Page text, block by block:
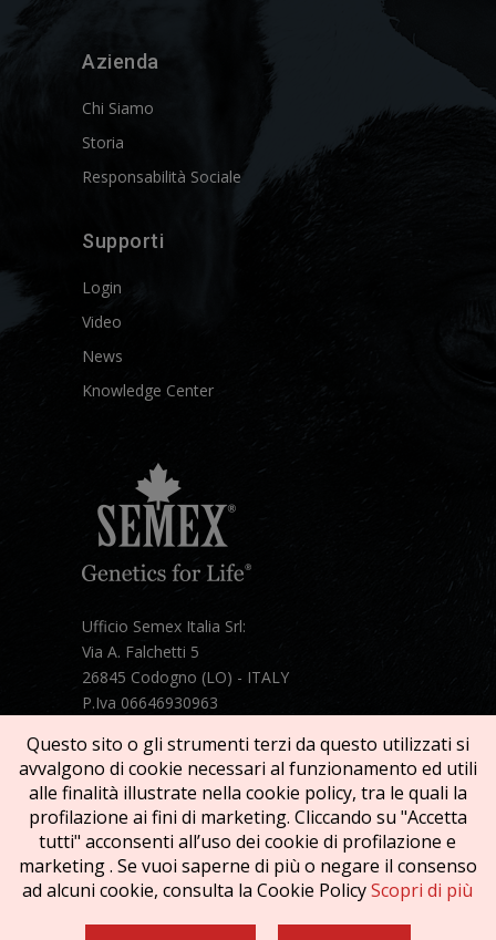
Azienda
Chi Siamo
Storia
Responsabilità Sociale
Supporti
Login
Video
News
Knowledge Center
Ufficio Semex Italia Srl:
Via A. Falchetti 5
26845 Codogno (LO) - ITALY
P.Iva 06646930963
Mail: semex@semexitalia.it
Guarda la mappa
Questo sito o gli strumenti terzi da questo utilizzati si
avvalgono di cookie necessari al funzionamento ed utili
alle finalità illustrate nella cookie policy, tra le quali la
profilazione ai fini di marketing. Cliccando su "Accetta
tutti" acconsenti all’uso dei cookie di profilazione e
marketing . Se vuoi saperne di più o negare il consenso
ad alcuni cookie, consulta la Cookie PolicyScopri di più